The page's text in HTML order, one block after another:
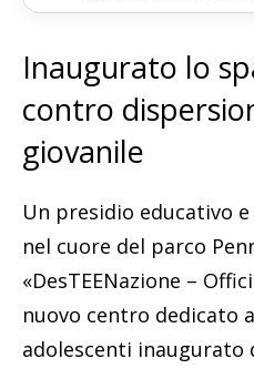
Inaugurato lo
contro
giovanile
Un presidio educativo
nel cuore del parco
«DesTEENazione –
nuovo centro dedicato
adolescenti